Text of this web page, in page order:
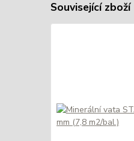
Související zboží